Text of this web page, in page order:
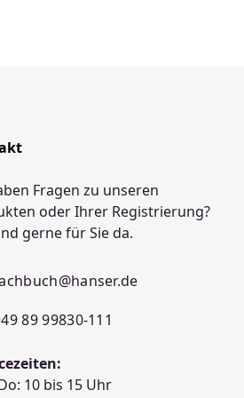
Fragen zu unseren
oder Ihrer Registrierung?
gerne für Sie da.
89 99830-111
10 bis 15 Uhr